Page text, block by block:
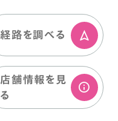
経路を調べる
店舗情報を⾒
る